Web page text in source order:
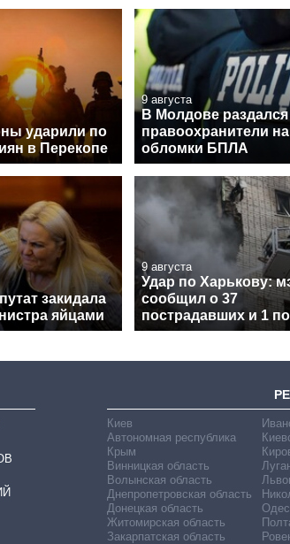
ударили по
в Перекопе
9 августа
В Молдове
правоохранители
обломки БПЛА
закидала
яйцами
9 августа
Удар по Харькову:
сообщил о 37
пострадавших и 1
Киев
Автономная республика
Крым
Винницкая область
Волынская область
Днепропетровская область
Донецкая область
Житомирская область
Закарпатская область